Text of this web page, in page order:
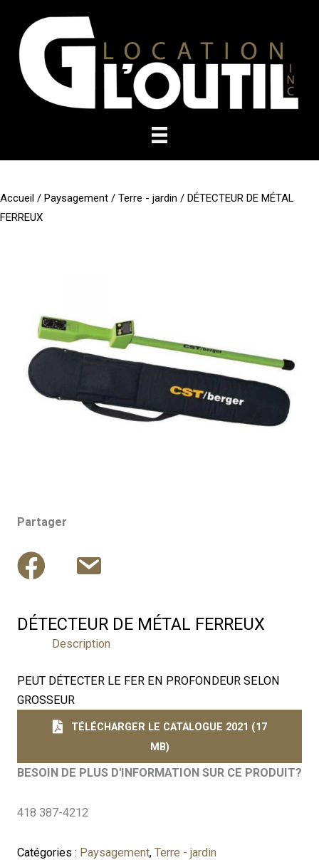
contenu
Accueil / Paysagement / Terre - jardin / DÉTECTEUR DE MÉTAL
FERREUX
Partager
DÉTECTEUR DE MÉTAL FERREUX
Description
PEUT DÉTECTER LE FER EN PROFONDEUR SELON
GROSSEUR
TÉLÉCHARGER LE CATALOGUE 2021 (17
MB)
BESOIN DE PLUS D'INFORMATION SUR CE PRODUIT?
418 387-4212
Catégories : Paysagement, Terre - jardin